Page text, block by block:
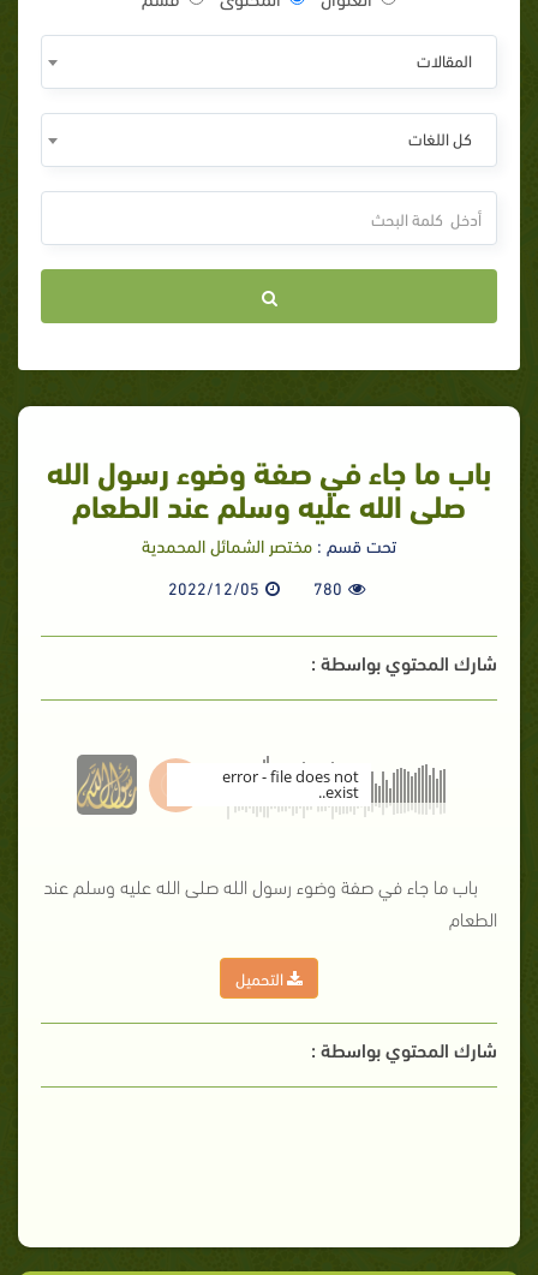
المقالات
كل اللغات
باب ما جاء في صفة وضوء رسول الله
صلى الله عليه وسلم عند الطعام
تحت قسم : مختصر الشمائل المحمدية
780
2022/12/05
شارك المحتوي بواسطة :
error - file does not
exist..
باب ما جاء في صفة وضوء رسول الله صلى الله عليه وسلم عند
الطعام
التحميل
شارك المحتوي بواسطة :